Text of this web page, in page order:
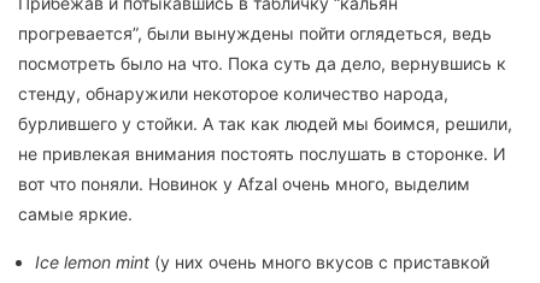
прогревается”, были вынуждены пойти оглядеться, ведь
посмотреть было на что. Пока суть да дело, вернувшись к
стенду, обнаружили некоторое количество народа,
бурлившего у стойки. А так как людей мы боимся, решили,
не привлекая внимания постоять послушать в сторонке. И
вот что поняли. Новинок у Afzal очень много, выделим
самые яркие.
Ice lemon mint (у них очень много вкусов с приставкой